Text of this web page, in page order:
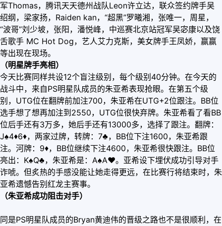
军Thomas，腾讯天天德州战队Leon许立达，联众签约牌手吴
绍纲，梁家扬，Raiden kan，“超黑”罗曦湘，张唯一，周星，
“波哥”刘少坡，张阳，潘悦峰，中巡赛北京站冠军吴宓康以及饶
舌歌手 MC Hot Dog，艺人艾力克斯，美女牌手王凤娇，赢赢
等出现在现场。
（明星牌手亮相）
今天比赛同样共设12个盲注级别，每个级别40分钟。在今天的
战斗中，来自PS明星队成员的朱亚希表现抢眼。在第五个级
别，UTG位在翻牌前加注700，朱亚希在UTG+2位跟注。BB位
选手想了想再加注到2550，UTG位很快弃牌。朱亚希看了看BB
位后手还有3万多，她后手还有13000多，选择了跟注。翻牌：
J♠4♦6♦，两家过牌，转牌：7♣，BB位下注1600，朱亚希跟
注。河牌：9♦，BB位继续下注4600，朱亚希很快跟注。BB位
亮出：K♠Q♣，朱亚希是：A♠A♥。亚希设下埋伏成功引导对手
诈唬。但炙热的手感没能让她走得更远，在比赛行将结束时，朱
亚希遗憾告别红龙主赛事。
（朱亚希成功阻击对手）
同是PS明星队成员的Bryan黄迪伟的晋级之路也不是很顺利，在